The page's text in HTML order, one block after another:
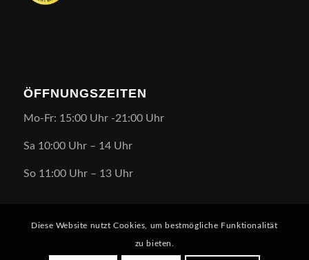
ÖFFNUNGSZEITEN
Mo-Fr: 15:00 Uhr -21:00 Uhr
Sa 10:00 Uhr – 14 Uhr
So 11:00 Uhr – 13 Uhr
Diese Website nutzt Cookies, um bestmögliche Funktionalität
zu bieten.